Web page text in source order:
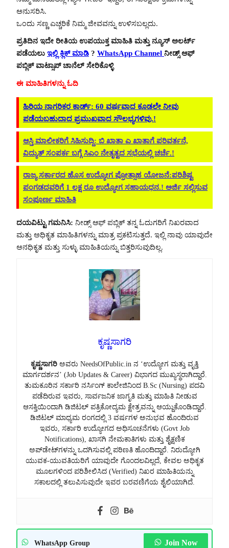
ಅನುಸರಿಸಿ.
ಒಂದು ಸಣ್ಣ ಎಚ್ಚರಿಕೆ ನಿಮ್ಮ ಜೀವವನ್ನು ಉಳಿಸಬಲ್ಲದು.
ಪ್ರತಿದಿನ ಇದೇ ರೀತಿಯ ಉಪಯುಕ್ತ ಮಾಹಿತಿ ಮತ್ತು ನ್ಯೂಸ್ ಅಲರ್ಟ್
ಪಡೆಯಲು ಇಲ್ಲಿ ಕ್ಲಿಕ್ ಮಾಡಿ ? WhatsApp Channel ನೀಡ್ಸ್ ಆಫ್
ಪಬ್ಲಿಕ್ ವಾಟ್ಸಾಪ್ ಚಾನೆಲ್ ಸೇರಿಕೊಳ್ಳಿ
ಈ ಮಾಹಿತಿಗಳನ್ನು ಓದಿ
ಹಿರಿಯ ನಾಗರಿಕರ ಕಾರ್ಡ್‌: 60 ವರ್ಷವಾದ ಕೂಡಲೇ ನೀವು
ಪಡೆಯಬಹುದಾದ ಪ್ರಮುಖವಾದ ಸೌಲಭ್ಯಗಳಿವು.!
ಆಸ್ತಿ ಮಾಲೀಕರಿಗೆ ಸಿಹಿಸುದ್ದಿ: ಬಿ ಖಾತಾ ಎ ಖಾತಾಗೆ ಪರಿವರ್ತನೆ,
ವಿದ್ಯುತ್ ಸಂಪರ್ಕ ಬಗ್ಗೆ ಸಿಎಂ ನೇತೃತ್ವದ ಸಭೆಯಲ್ಲಿ ಚರ್ಚೆ.!
ರಾಜ್ಯ ಸರ್ಕಾರದ ಹೊಸ ಉದ್ಯೋಗ ಪ್ರೋತ್ಸಾಹ ಯೋಜನೆ:ಪರಿಶಿಷ್ಟ
ಪಂಗಡದವರಿಗೆ 1 ಲಕ್ಷ ರೂ ಉದ್ಯೋಗ ಸಹಾಯಧನ.! ಅರ್ಜಿ ಸಲ್ಲಿಸುವ
ಸಂಪೂರ್ಣ ಮಾಹಿತಿ
ದಯವಿಟ್ಟು ಗಮನಿಸಿ: ನೀಡ್ಸ್ ಆಫ್ ಪಬ್ಲಿಕ್ ತನ್ನ ಓದುಗರಿಗೆ ನಿಖರವಾದ
ಮತ್ತು ಅಧಿಕೃತ ಮಾಹಿತಿಗಳನ್ನು ಮಾತ್ರ ಪ್ರಕಟಿಸುತ್ತದೆ. ಇಲ್ಲಿ ನಾವು ಯಾವುದೇ
ಅನಧಿಕೃತ ಮತ್ತು ಸುಳ್ಳು ಮಾಹಿತಿಯನ್ನು ಬಿತ್ತರಿಸುವುದಿಲ್ಲ.
ಕೃಷ್ಣಸಾಗರಿ
ಕೃಷ್ಣಸಾಗರಿ ಅವರು NeedsOfPublic.in ನ ‘ಉದ್ಯೋಗ ಮತ್ತು ವೃತ್ತಿ
ಮಾರ್ಗದರ್ಶನ’ (Job Updates & Career) ವಿಭಾಗದ ಮುಖ್ಯಸ್ಥರಾಗಿದ್ದಾರೆ.
ತುಮಕೂರಿನ ಸರ್ಕಾರಿ ನರ್ಸಿಂಗ್ ಕಾಲೇಜಿನಿಂದ B.Sc (Nursing) ಪದವಿ
ಪಡೆದಿರುವ ಇವರು, ಸಾರ್ವಜನಿಕ ಜಾಗೃತಿ ಮತ್ತು ಮಾಹಿತಿ ನೀಡುವ
ಆಸಕ್ತಿಯಿಂದಾಗಿ ಡಿಜಿಟಲ್ ಪತ್ರಿಕೋದ್ಯಮ ಕ್ಷೇತ್ರವನ್ನು ಆಯ್ದುಕೊಂಡಿದ್ದಾರೆ.
ಡಿಜಿಟಲ್ ಮಾಧ್ಯಮ ರಂಗದಲ್ಲಿ 3 ವರ್ಷಗಳ ಅನುಭವ ಹೊಂದಿರುವ
ಇವರು, ಸರ್ಕಾರಿ ಉದ್ಯೋಗದ ಅಧಿಸೂಚನೆಗಳು (Govt Job
Notifications), ಖಾಸಗಿ ನೇಮಕಾತಿಗಳು ಮತ್ತು ಶೈಕ್ಷಣಿಕ
ಅಪ್‌ಡೇಟ್‌ಗಳನ್ನು ಒದಗಿಸುವಲ್ಲಿ ಪರಿಣತಿ ಹೊಂದಿದ್ದಾರೆ. ನಿರುದ್ಯೋಗಿ
ಯುವಕ-ಯುವತಿಯರಿಗೆ ಯಾವುದೇ ಗೊಂದಲವಿಲ್ಲದೆ, ಕೇವಲ ಅಧಿಕೃತ
ಮೂಲಗಳಿಂದ ಪರಿಶೀಲಿಸಿದ (Verified) ನಿಖರ ಮಾಹಿತಿಯನ್ನು
ಸಕಾಲದಲ್ಲಿ ತಲುಪಿಸುವುದೇ ಇವರ ಬರವಣಿಗೆಯ ಶೈಲಿಯಾಗಿದೆ.
WhatsApp Group Join Now